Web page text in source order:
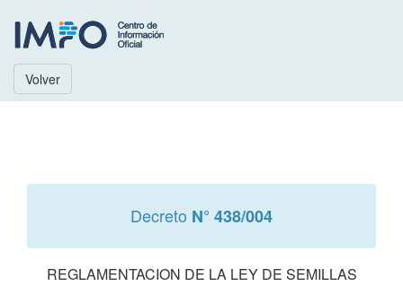
Volver
Decreto N° 438/004
REGLAMENTACION DE LA LEY DE SEMILLAS